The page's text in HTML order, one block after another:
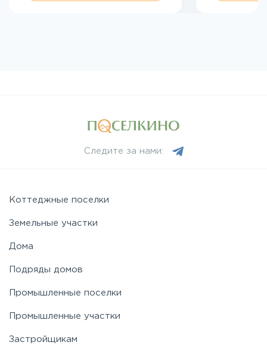
Следите за нами:
Коттеджные поселки
Земельные участки
Дома
Подряды домов
Промышленные поселки
Промышленные участки
Застройщикам